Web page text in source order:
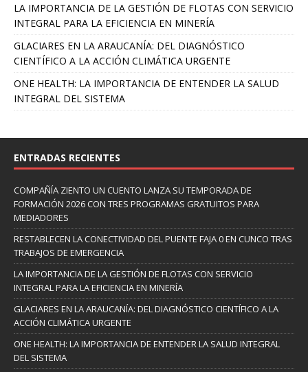
LA IMPORTANCIA DE LA GESTIÓN DE FLOTAS CON SERVICIO
INTEGRAL PARA LA EFICIENCIA EN MINERÍA
GLACIARES EN LA ARAUCANÍA: DEL DIAGNÓSTICO
CIENTÍFICO A LA ACCIÓN CLIMÁTICA URGENTE
ONE HEALTH: LA IMPORTANCIA DE ENTENDER LA SALUD
INTEGRAL DEL SISTEMA
ENTRADAS RECIENTES
COMPAÑÍA ZIENTO UN CUENTO LANZA SU TEMPORADA DE
FORMACIÓN 2026 CON TRES PROGRAMAS GRATUITOS PARA
MEDIADORES
RESTABLECEN LA CONECTIVIDAD DEL PUENTE FAJA 0 EN CUNCO TRAS
TRABAJOS DE EMERGENCIA
LA IMPORTANCIA DE LA GESTIÓN DE FLOTAS CON SERVICIO
INTEGRAL PARA LA EFICIENCIA EN MINERÍA
GLACIARES EN LA ARAUCANÍA: DEL DIAGNÓSTICO CIENTÍFICO A LA
ACCIÓN CLIMÁTICA URGENTE
ONE HEALTH: LA IMPORTANCIA DE ENTENDER LA SALUD INTEGRAL
DEL SISTEMA